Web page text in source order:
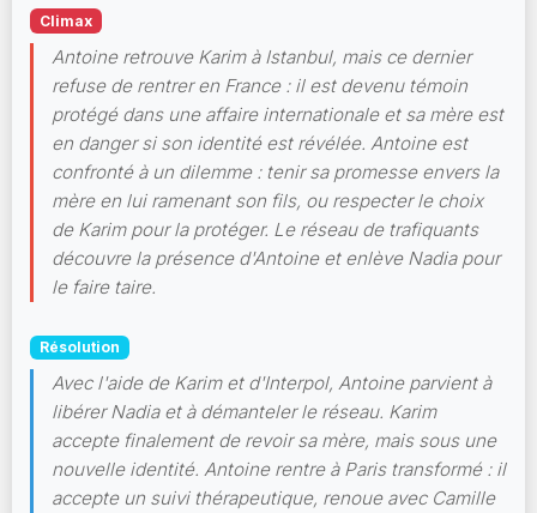
Climax
Antoine retrouve Karim à Istanbul, mais ce dernier
refuse de rentrer en France : il est devenu témoin
protégé dans une affaire internationale et sa mère est
en danger si son identité est révélée. Antoine est
confronté à un dilemme : tenir sa promesse envers la
mère en lui ramenant son fils, ou respecter le choix
de Karim pour la protéger. Le réseau de trafiquants
découvre la présence d'Antoine et enlève Nadia pour
le faire taire.
Résolution
Avec l'aide de Karim et d'Interpol, Antoine parvient à
libérer Nadia et à démanteler le réseau. Karim
accepte finalement de revoir sa mère, mais sous une
nouvelle identité. Antoine rentre à Paris transformé : il
accepte un suivi thérapeutique, renoue avec Camille